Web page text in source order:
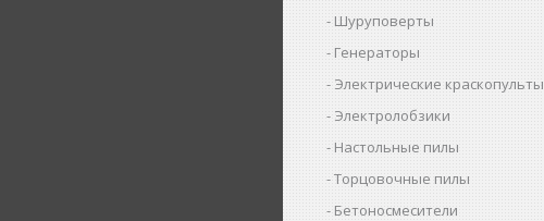
Шуруповерты
Генераторы
Электрические краскопульты
Электролобзики
Настольные пилы
Торцовочные пилы
Бетоносмесители